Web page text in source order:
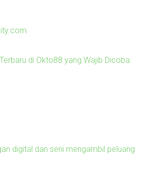
di Okto88 yang Wajib Dicoba
digital dan seni mengambil peluang